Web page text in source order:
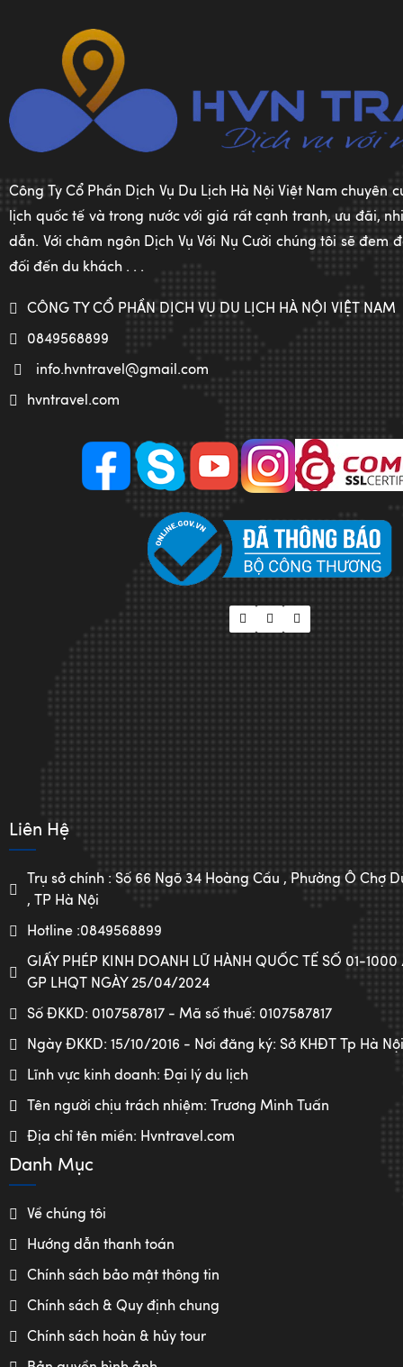
Công Ty Cổ Phần Dịch Vụ Du Lịch Hà Nội Việt Nam chuyên
lịch quốc tế và trong nước với giá rất cạnh tranh, ưu đãi,
dẫn. Với châm ngôn Dịch Vụ Với Nụ Cười chúng tôi sẽ đem
đối đến du khách . . .
CÔNG TY CỔ PHẦN DỊCH VỤ DU LỊCH HÀ NỘI VIỆT NAM
0849568899
info.hvntravel@gmail.com
hvntravel.com
Liên Hệ
Trụ sở chính : Số 66 Ngõ 34 Hoàng Cầu , Phường Ô Chợ
, TP Hà Nội
Hotline :0849568899
GIẤY PHÉP KINH DOANH LỮ HÀNH QUỐC TẾ SỐ 01-
GP LHQT NGÀY 25/04/2024
Số ĐKKD: 0107587817 - Mã số thuế: 0107587817
Ngày ĐKKD: 15/10/2016 - Nơi đăng ký: Sở KHĐT Tp Hà Nội
Lĩnh vực kinh doanh: Đại lý du lịch
Tên người chịu trách nhiệm: Trương Minh Tuấn
Địa chỉ tên miền: Hvntravel.com
Danh Mục
Về chúng tôi
Hướng dẫn thanh toán
Chính sách bảo mật thông tin
Chính sách & Quy định chung
Chính sách hoàn & hủy tour